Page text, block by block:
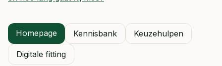
Homepage Kennisbank Keuzehulpen
Digitale fitting